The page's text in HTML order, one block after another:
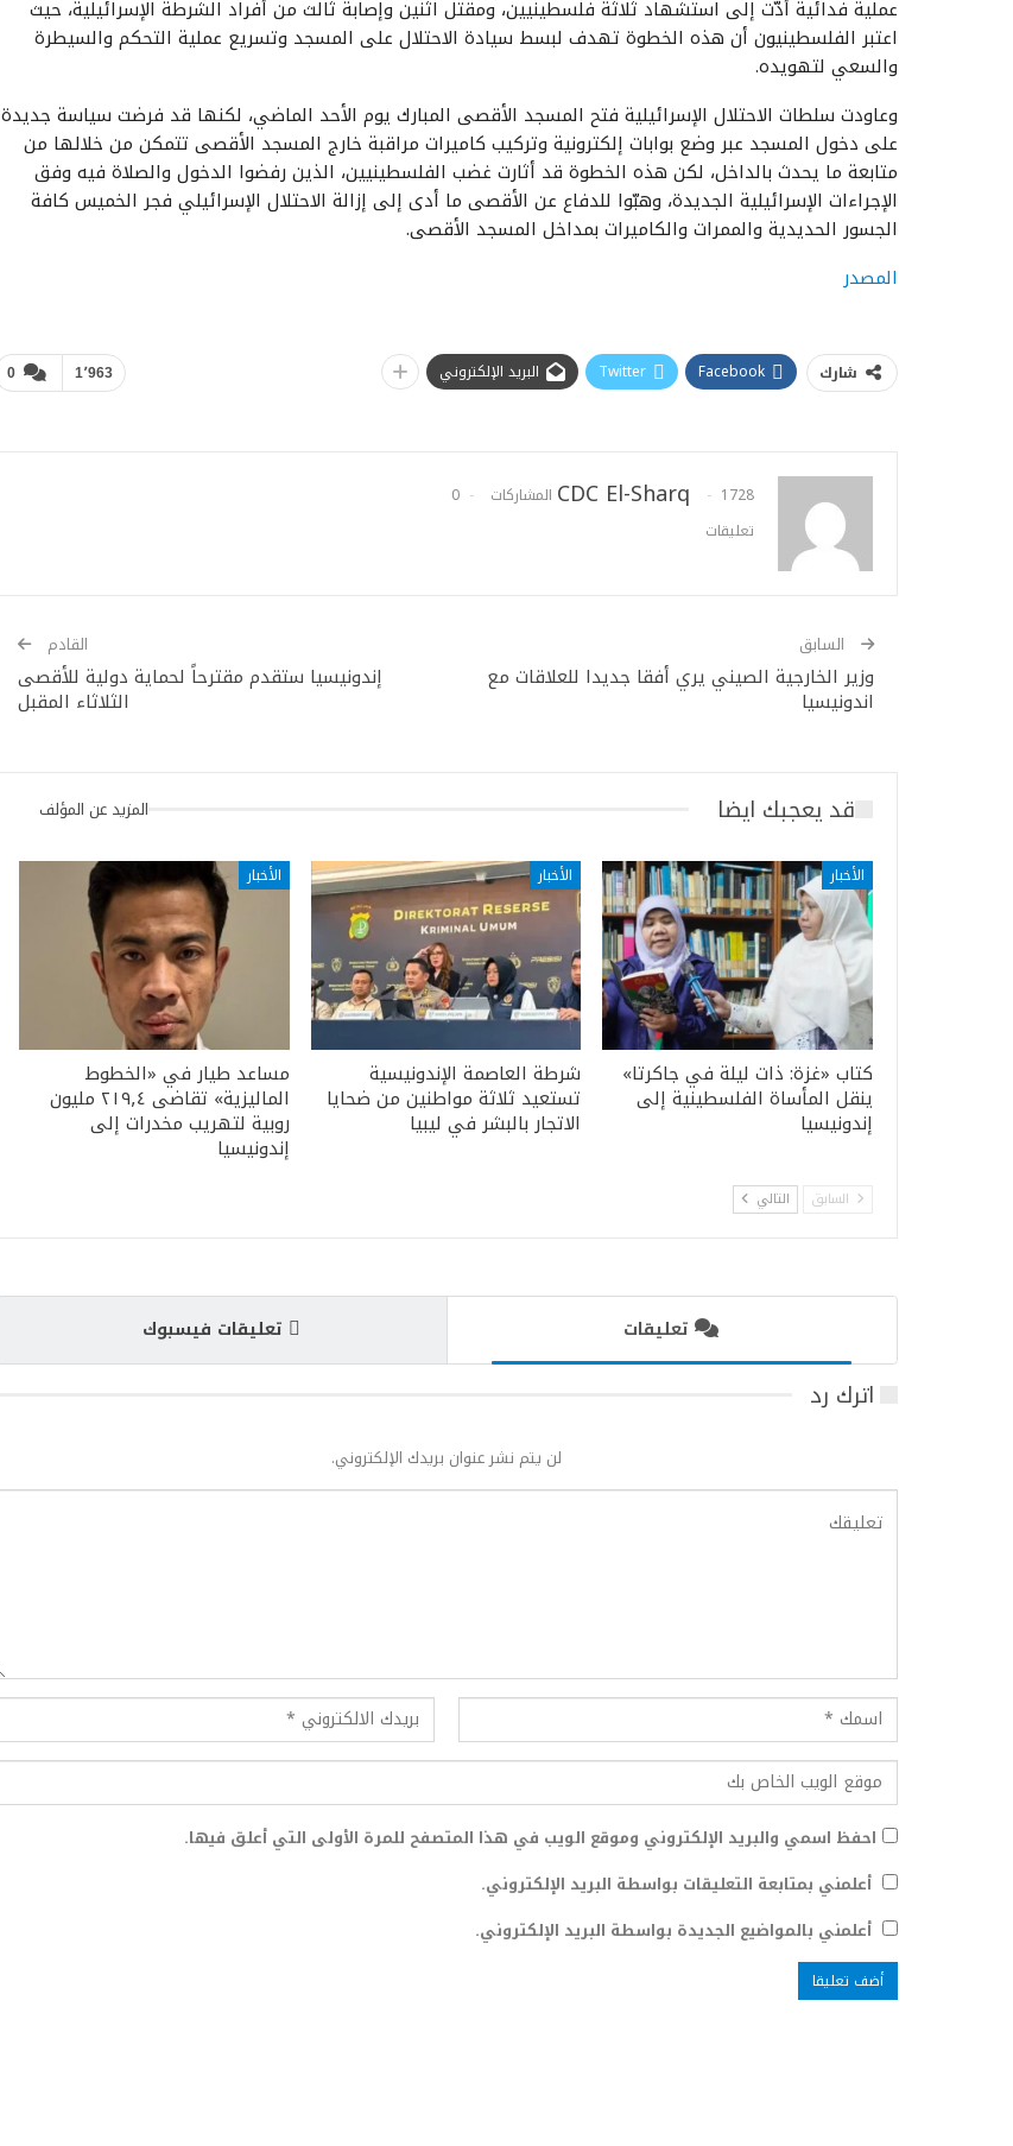
عملية فدائية أدّت إلى استشهاد ثلاثة فلسطينيين، ومقتل اثنين وإصابة ثالث من أفراد الشرطة الإسرائيلية، حيث
اعتبر الفلسطينيون أن هذه الخطوة تهدف لبسط سيادة الاحتلال على المسجد وتسريع عملية التحكم والسيطرة
والسعي لتهويده.
وعاودت سلطات الاحتلال الإسرائيلية فتح المسجد الأقصى المبارك يوم الأحد الماضي، لكنها قد فرضت سياسة جديدة
على دخول المسجد عبر وضع بوابات إلكترونية وتركيب كاميرات مراقبة خارج المسجد الأقصى تتمكن من خلالها من
متابعة ما يحدث بالداخل، لكن هذه الخطوة قد أثارت غضب الفلسطينيين، الذين رفضوا الدخول والصلاة فيه وفق
الإجراءات الإسرائيلية الجديدة، وهبّوا للدفاع عن الأقصى ما أدى إلى إزالة الاحتلال الإسرائيلي فجر الخميس كافة
الجسور الحديدية والممرات والكاميرات بمداخل المسجد الأقصى.
المصدر
0 1٬963 شارك Facebook
Twitter البريد الإلكتروني
CDC El-Sharq 1728 المشاركات
0
تعليقات
السابق
وزير الخارجية الصيني يري أفقا جديدا للعلاقات مع
اندونيسيا
القادم
إندونيسيا ستقدم مقترحاً لحماية دولية للأقصى
الثلاثاء المقبل
قد يعجبك ايضا المزيد عن المؤلف
الأخبار
كتاب «غزة: ذات ليلة في جاكرتا»
ينقل المأساة الفلسطينية إلى
إندونيسيا
الأخبار
شرطة العاصمة الإندونيسية
تستعيد ثلاثة مواطنين من ضحايا
الاتجار بالبشر في ليبيا
الأخبار
مساعد طيار في «الخطوط
الماليزية» تقاضى ٢١٩٫٤ مليون
روبية لتهريب مخدرات إلى
إندونيسيا
السابق التالي
تعليقات تعليقات فيسبوك
اترك رد
لن يتم نشر عنوان بريدك الإلكتروني.
احفظ اسمي والبريد الإلكتروني وموقع الويب في هذا المتصفح للمرة الأولى التي أعلق فيها.
أعلمني بمتابعة التعليقات بواسطة البريد الإلكتروني.
أعلمني بالمواضيع الجديدة بواسطة البريد الإلكتروني.